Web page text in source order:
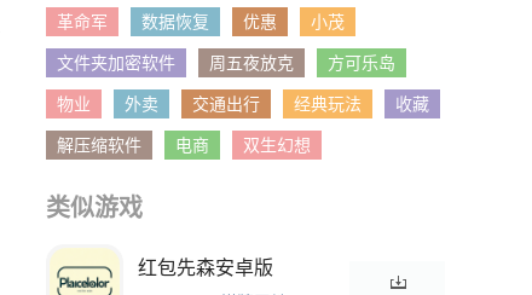
革命军 数据恢复 优惠 小茂
文件夹加密软件 周五夜放克 方可乐岛
物业 外卖 交通出行 经典玩法 收藏
解压缩软件 电商 双生幻想
类似游戏
红包先森安卓版